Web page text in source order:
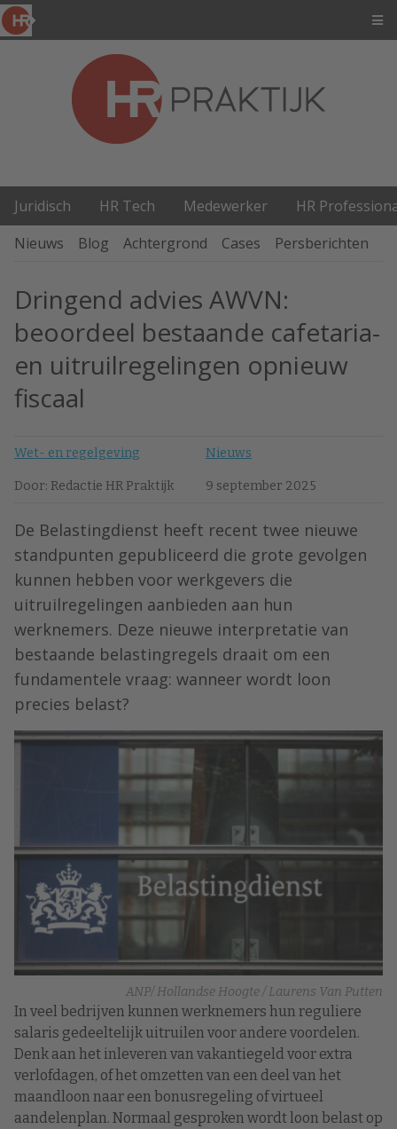
Juridisch HR Tech Medewerker
HR
Nieuws
Blog Achtergrond Cases Persberichten
Dringend advies AWVN:
beoordeel bestaande cafetaria-
en uitruilregelingen opnieuw
fiscaal
Wet- en regelgeving Nieuws
Door: Redactie HR Praktijk 9 september 2025
De Belastingdienst heeft recent twee nieuwe
standpunten gepubliceerd die grote gevolgen
kunnen hebben voor werkgevers die
uitruilregelingen aanbieden aan hun
werknemers. Deze nieuwe interpretatie van
bestaande belastingregels draait om een
fundamentele vraag: wanneer wordt loon
precies belast?
ANP/ Hollandse Hoogte / Laurens Van Putten
In veel bedrijven kunnen werknemers hun reguliere
salaris gedeeltelijk uitruilen voor andere voordelen.
Denk aan het inleveren van vakantiegeld voor extra
verlofdagen, of het omzetten van een deel van het
maandloon naar een bonusregeling of virtueel
aandelenplan. Normaal gesproken wordt loon belast op